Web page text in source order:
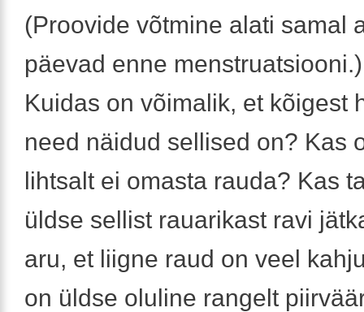
(Proovide võtmine alati samal
päevad enne menstruatsiooni.)
Kuidas on võimalik, et kõigest
need näidud sellised on? Kas
lihtsalt ei omasta rauda? Kas
üldse sellist rauarikast ravi
aru, et liigne raud on veel
on üldse oluline rangelt